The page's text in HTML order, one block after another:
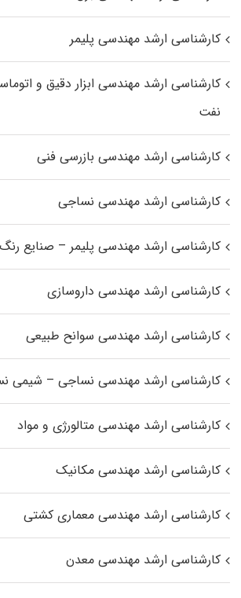
کارشناسی ارشد مهندسی پلیمر
کارشناسی ارشد مهندسی ابزار دقیق و
نفت
کارشناسی ارشد مهندسی بازرسی فنی
کارشناسی ارشد مهندسی نساجی
کارشناسی ارشد مهندسی پلیمر – صنایع رنگ
کارشناسی ارشد مهندسی داروسازی
کارشناسی ارشد مهندسی سوانح طبیعی
کارشناسی ارشد مهندسی نساجی – شیمی
کارشناسی ارشد مهندسی متالورژی و مواد
کارشناسی ارشد مهندسی مکانیک
کارشناسی ارشد مهندسی معماری کشتی
کارشناسی ارشد مهندسی معدن